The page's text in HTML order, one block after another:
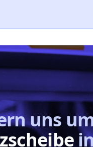
uns